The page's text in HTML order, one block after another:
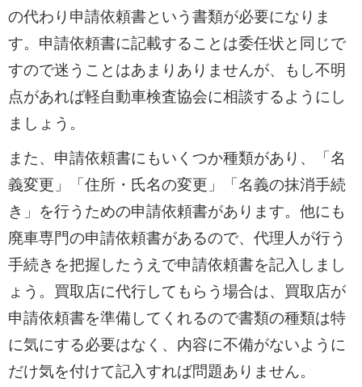
の代わり申請依頼書という書類が必要になりま
す。申請依頼書に記載することは委任状と同じで
すので迷うことはあまりありませんが、もし不明
点があれば軽自動車検査協会に相談するようにし
ましょう。
また、申請依頼書にもいくつか種類があり、「名
義変更」「住所・氏名の変更」「名義の抹消手続
き」を行うための申請依頼書があります。他にも
廃車専門の申請依頼書があるので、代理人が行う
手続きを把握したうえで申請依頼書を記入しまし
ょう。買取店に代行してもらう場合は、買取店が
申請依頼書を準備してくれるので書類の種類は特
に気にする必要はなく、内容に不備がないように
だけ気を付けて記入すれば問題ありません。